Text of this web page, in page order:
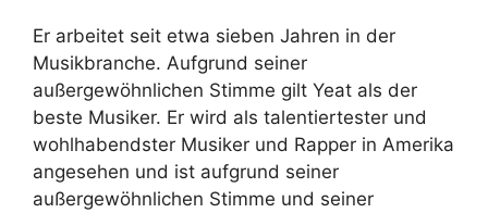
Er arbeitet seit etwa sieben Jahren in der
Musikbranche. Aufgrund seiner
außergewöhnlichen Stimme gilt Yeat als der
beste Musiker. Er wird als talentiertester und
wohlhabendster Musiker und Rapper in Amerika
angesehen und ist aufgrund seiner
außergewöhnlichen Stimme und seiner